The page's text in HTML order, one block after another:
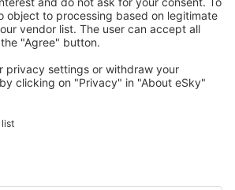
rättigheter förbehålls.